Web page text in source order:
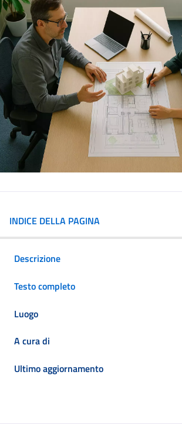
INDICE DELLA PAGINA
Descrizione
Testo completo
Luogo
A cura di
Ultimo aggiornamento